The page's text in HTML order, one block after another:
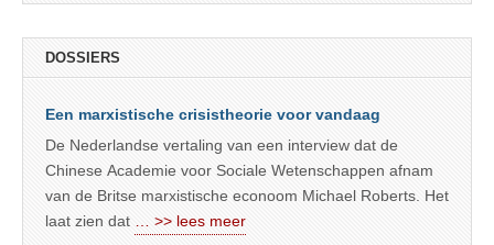
DOSSIERS
Een marxistische crisistheorie voor vandaag
De Nederlandse vertaling van een interview dat de
Chinese Academie voor Sociale Wetenschappen afnam
van de Britse marxistische econoom Michael Roberts. Het
laat zien dat
… >> lees meer